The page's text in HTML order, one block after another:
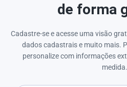
de forma
Cadastre-se e acesse uma visão
dados cadastrais e muito mais.
personalize com informações
medida.